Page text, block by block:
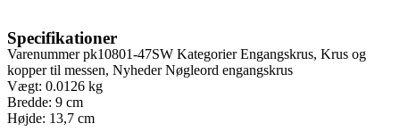
Specifikationer
Varenummerpk10801-47SW Kategorier Engangskrus, Krus og
kopper til messen, Nyheder Nøgleord engangskrus
Vægt: 0.0126 kg
Bredde: 9 cm
Højde: 13,7 cm